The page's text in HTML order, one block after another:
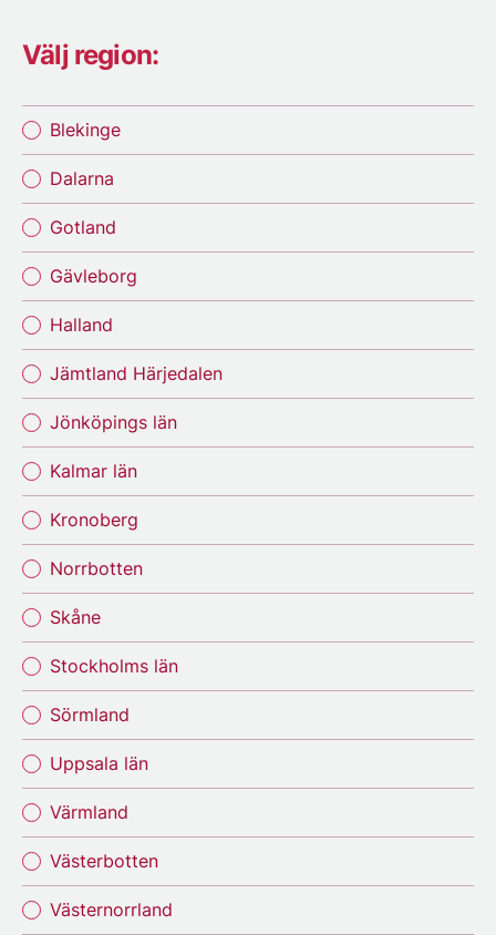
Välj region:
Blekinge
Dalarna
Gotland
Gävleborg
Halland
Jämtland Härjedalen
Jönköpings län
Kalmar län
Kronoberg
Norrbotten
Skåne
Stockholms län
Sörmland
Uppsala län
Värmland
Västerbotten
Västernorrland